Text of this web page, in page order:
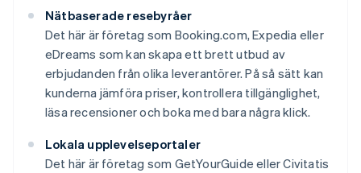
Nätbaserade resebyråer
Det här är företag som Booking.com, Expedia eller
eDreams som kan skapa ett brett utbud av
erbjudanden från olika leverantörer. På så sätt kan
kunderna jämföra priser, kontrollera tillgänglighet,
läsa recensioner och boka med bara några klick.
Lokala upplevelseportaler
Det här är företag som GetYourGuide eller Civitatis